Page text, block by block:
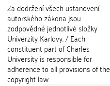
Za dodržení všech ustanovení
autorského zákona jsou
zodpovědné jednotlivé složky
Univerzity Karlovy. / Each
constituent part of Charles
University is responsible for
adherence to all provisions of the
copyright law.